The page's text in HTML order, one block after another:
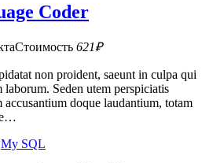
Coder
Стоимость 621₽
non proident, saeunt in culpa qui
Seden utem perspiciatis
doque laudantium, totam
My SQL